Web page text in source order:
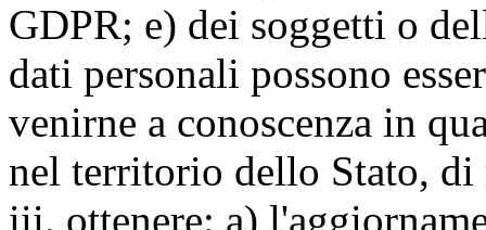
GDPR; e) dei soggetti o
dati personali possono
venirne a conoscenza in
nel territorio dello Stato,
iii. ottenere: a)